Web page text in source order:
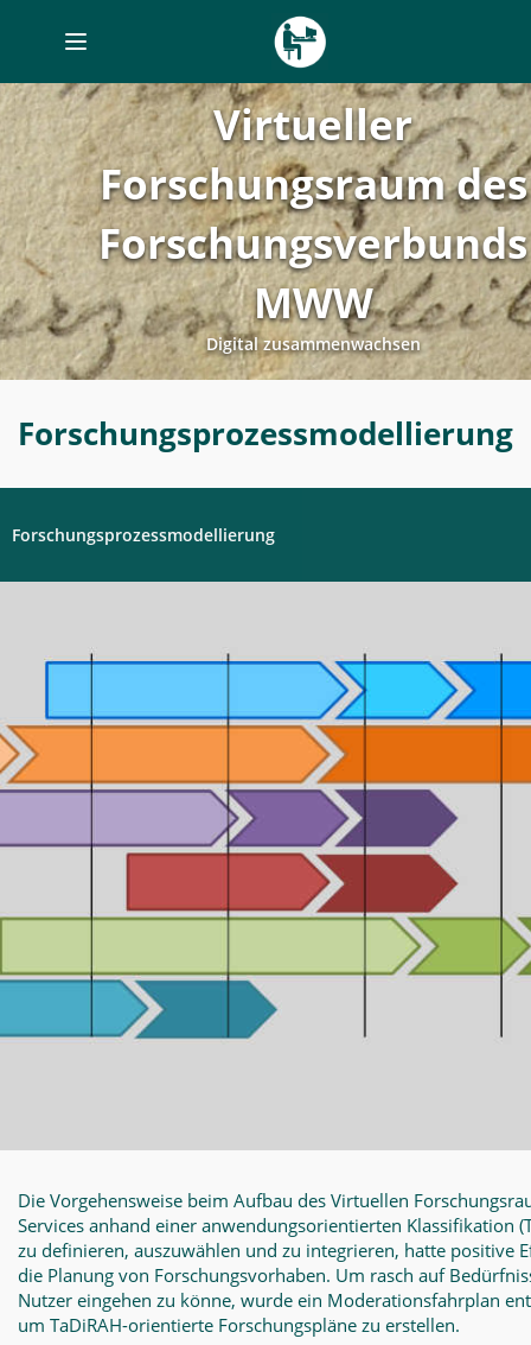
Toggle
navigation
Virtueller
Forschungsraum des
Forschungsverbunds
MWW
Digital zusammenwachsen
-
Digitales
Labor
Forschungsprozessmodellierung
Forschungsprozessmodellierung
Die Vorgehensweise beim Aufbau des Virtuellen
Services anhand einer anwendungsorientierten Klassifikation
zu definieren, auszuwählen und zu integrieren, hatte positive
die Planung von Forschungsvorhaben. Um rasch auf
Nutzer eingehen zu könne, wurde ein Moderationsfahrplan
um TaDiRAH-orientierte Forschungspläne zu erstellen.